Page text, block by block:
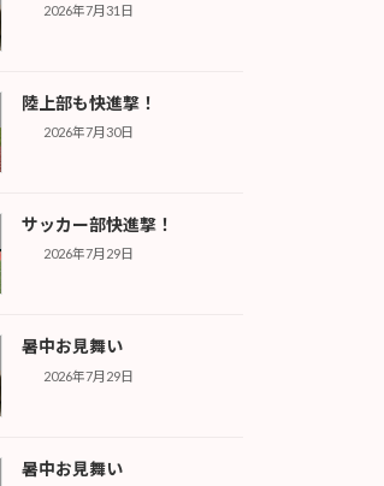
2026年7月31日
陸上部も快進撃！
2026年7月30日
サッカー部快進撃！
2026年7月29日
暑中お見舞い
2026年7月29日
暑中お見舞い